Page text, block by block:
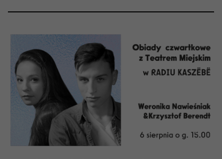
OSIECKA. ARCHIPELAGI
reż. Jacek Bała